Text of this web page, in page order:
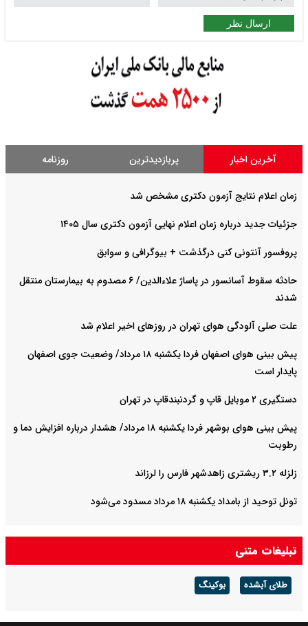
ارسال نظر
آخرین اخبار پربازدیدترین روزنامه
زمان اعلام نتایج آزمون دکتری مشخص شد
جزئیات جدید درباره زمان اعلام نهایی آزمون دکتری سال ۱۴۰۵
پروفسور آنتونی کنی درگذشت + بیوگرافی و سوابق
حادثه سقوط آسانسور در پاساژ علاءالدین/ ۶ مصدوم به بیمارستان منتقل
شدند
علت صلی آلودگی هوای تهران در روزهای اخیر اعلام شد
پیش بینی هوای اصفهان فردا یکشنبه ۱۸ مرداد/ وضعیت جوی اصفهان
پایدار است
دستگیری ۲ موبایل قاپ و گردنبندقاپ در تهران
پیش بینی هوای بوشهر فردا یکشنبه ۱۸ مرداد/ هشدار درباره افزایش دما و
رطوبت
زلزله ۳.۲ ریشتری زاهدشهر فارس را لرزاند
تونل توحید از بامداد یکشنبه ۱۸ مرداد مسدود می‌شود
تبلیغات متنی
طلای آبشده بوکینگ